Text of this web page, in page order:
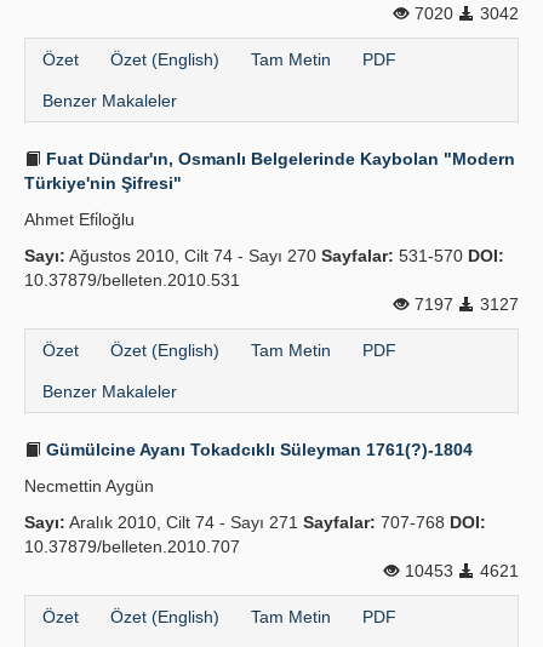
7020
3042
Özet Özet (English) Tam Metin PDF
Benzer Makaleler
Fuat Dündar'ın, Osmanlı Belgelerinde Kaybolan "Modern
Türkiye'nin Şifresi"
Ahmet Efi̇loğlu
Sayı: Ağustos 2010, Cilt 74 - Sayı 270 Sayfalar: 531-570 DOI:
10.37879/belleten.2010.531
7197
3127
Özet Özet (English) Tam Metin PDF
Benzer Makaleler
Gümülcine Ayanı Tokadcıklı Süleyman 1761(?)-1804
Necmettin Aygün
Sayı: Aralık 2010, Cilt 74 - Sayı 271 Sayfalar: 707-768 DOI:
10.37879/belleten.2010.707
10453
4621
Özet Özet (English) Tam Metin PDF